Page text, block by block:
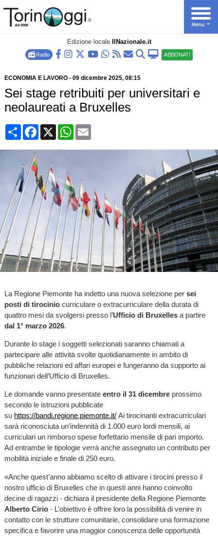
Edizione locale IlNazionale.it
Radio ABBONATI
ECONOMIA E LAVORO- 09 dicembre 2025, 08:15
Sei stage retribuiti per universitari e
neolaureati a Bruxelles
CondividiFacebook
X WhatsApp
Email
La Regione Piemonte ha indetto una nuova selezione per sei
posti di tirociniocurriculare o extracurriculare della durata di
quattro mesi da svolgersi presso l’Ufficio di Bruxellesa partire
dal 1° marzo 2026.
Durante lo stage i soggetti selezionati saranno chiamati a
partecipare alle attività svolte quotidianamente in ambito di
pubbliche relazioni ed affari europei e fungeranno da supporto ai
funzionari dell’Ufficio di Bruxelles.
Le domande vanno presentate entro il 31 dicembreprossimo
secondo le istruzioni pubblicate
su https://bandi.regione.piemonte.it/Ai tirocinanti extracurriculari
sarà riconosciuta un’indennità di 1.000 euro lordi mensili, ai
curriculari un rimborso spese forfettario mensile di pari importo.
Ad entrambe le tipologie verrà anche assegnato un contributo per
mobilità iniziale e finale di 250 euro.
«Anche quest’anno abbiamo scelto di attivare i tirocini presso il
nostro ufficio di Bruxelles che in questi anni hanno coinvolto
decine di ragazzi - dichiara il presidente della Regione Piemonte
Alberto Cirio- L’obiettivo è offrire loro la possibilità di venire in
contatto con le strutture comunitarie, consolidare una formazione
specifica e favorire una maggior conoscenza delle opportunità